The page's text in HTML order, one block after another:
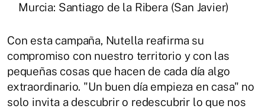
Murcia: Santiago de la Ribera (San Javier)
Con esta campaña, Nutella reafirma su
compromiso con nuestro territorio y con las
pequeñas cosas que hacen de cada día algo
extraordinario. "Un buen día empieza en casa" no
solo invita a descubrir o redescubrir lo que nos